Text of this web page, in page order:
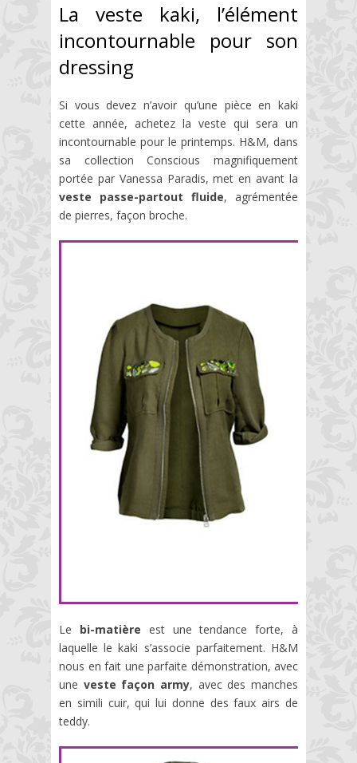
La veste kaki, l’élément
incontournable pour son
dressing
Si vous devez n’avoir qu’une pièce en kaki
cette année, achetez la veste qui sera un
incontournable pour le printemps. H&M, dans
sa collection Conscious magnifiquement
portée par Vanessa Paradis, met en avant la
veste passe-partout fluide, agrémentée
de pierres, façon broche.
Le bi-matière est une tendance forte, à
laquelle le kaki s’associe parfaitement. H&M
nous en fait une parfaite démonstration, avec
une veste façon army, avec des manches
en simili cuir, qui lui donne des faux airs de
teddy.